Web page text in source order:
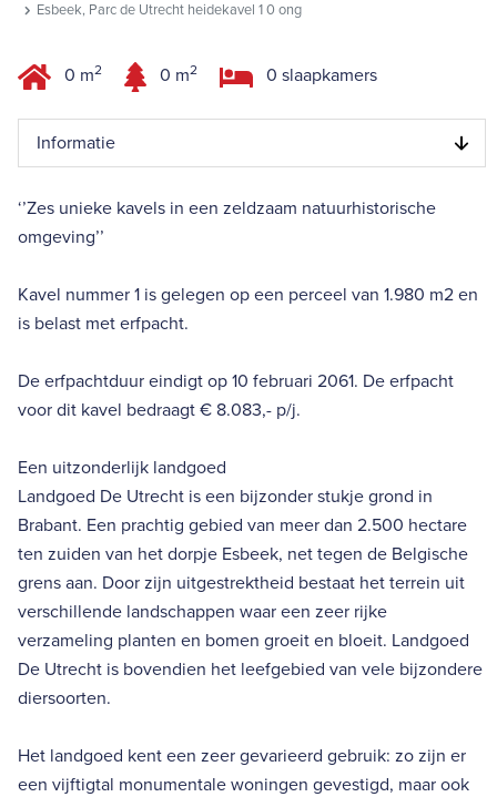
Esbeek, Parc de Utrecht heidekavel 1 0 ong
0 m2 0 m2 0 slaapkamers
Informatie
‘’Zes unieke kavels in een zeldzaam natuurhistorische
omgeving’’
Kavel nummer 1 is gelegen op een perceel van 1.980 m2 en
is belast met erfpacht.
De erfpachtduur eindigt op 10 februari 2061. De erfpacht
voor dit kavel bedraagt € 8.083,- p/j.
Een uitzonderlijk landgoed
Landgoed De Utrecht is een bijzonder stukje grond in
Brabant. Een prachtig gebied van meer dan 2.500 hectare
ten zuiden van het dorpje Esbeek, net tegen de Belgische
grens aan. Door zijn uitgestrektheid bestaat het terrein uit
verschillende landschappen waar een zeer rijke
verzameling planten en bomen groeit en bloeit. Landgoed
De Utrecht is bovendien het leefgebied van vele bijzondere
diersoorten.
Het landgoed kent een zeer gevarieerd gebruik: zo zijn er
een vijftigtal monumentale woningen gevestigd, maar ook